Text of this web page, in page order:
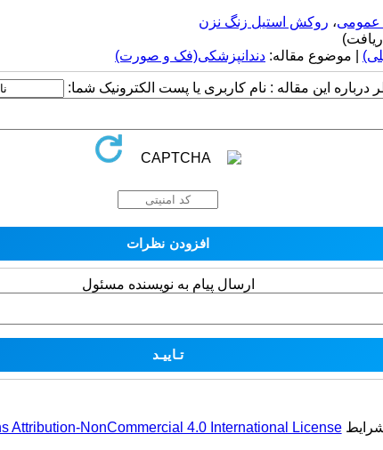
عمومی، روکش استیل زنگ نزن
| موضوع مقاله: دندانپزشکی(فک و صورت)
درباره این مقاله : نام کاربری یا پست الکترونیک شما:
ارسال پیام به نویسنده مسئول
شرایطAttribution-NonCommercial 4.0 International License